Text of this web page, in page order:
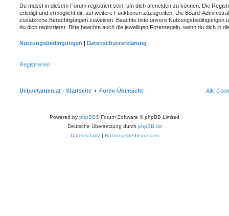
Du musst in diesem Forum registriert sein, um dich anmelden zu können. Die
erledigt und ermöglicht dir, auf weitere Funktionen zuzugreifen. Die Board-
zusätzliche Berechtigungen zuweisen. Beachte bitte unsere Nutzungsbedingungen
du dich registrierst. Bitte beachte auch die jeweiligen Forenregeln, wenn du dich in
Nutzungsbedingungen | Datenschutzerklärung
Registrieren
Debuetanten.at - Startseite Foren-Übersicht Alle
Powered by phpBB® Forum Software © phpBB Limited
Deutsche Übersetzung durch phpBB.de
Datenschutz | Nutzungsbedingungen